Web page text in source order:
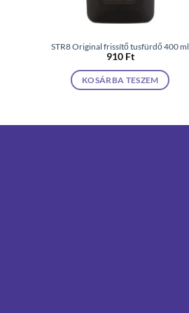
STR8 Original frissítő tusfürdő 400 ml
910 Ft
KOSÁRBA TESZEM